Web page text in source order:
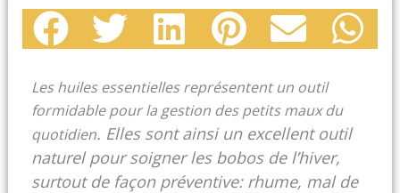
Les huiles essentielles représentent un outil
formidable pour la gestion des petits maux du
quotidien. Elles sont ainsi un excellent outil
naturel pour soigner les bobos de l’hiver,
surtout de façon préventive: rhume, mal de